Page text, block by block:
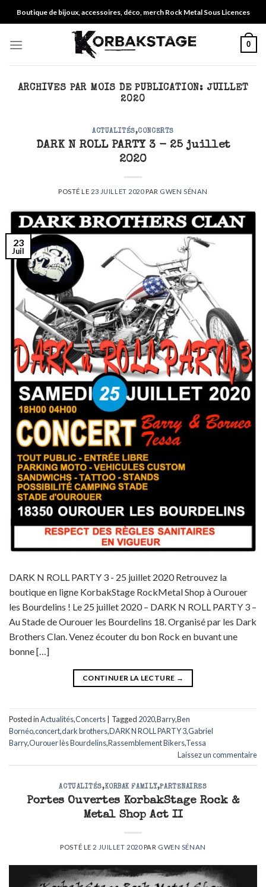
to
Boutique de bijoux, accessoires, déco, merch Rock Metal Sous Licences
0
ARCHIVES PAR MOIS DE PUBLICATION: JUILLET
2020
ACTUALITÉS,CONCERTS
DARK N ROLL PARTY 3 - 25 juillet
2020
POSTÉ LE 23 JUILLET 2020PAR GWEN SÉNAN
23
Juil
DARK N ROLL PARTY 3 - 25 juillet 2020 Retrouvez la
boutique en ligne KorbakStage RockMetal Shop à Ourouer
les Bourdelins ! Le 25 juillet 2020 – DARK N ROLL PARTY 3 –
Au Stade de Ourouer les Bourdelins 18. Organisé par les Dark
Brothers Clan. Venez écouter du bon Rock en buvant une
bonne […]
CONTINUER LA LECTURE →
Posted inActualités,Concerts| Tagged 2020,Barry,Ben
Bornéo,concert,dark brothers,DARK N ROLL PARTY 3,Gabriel
Barry,Ourouer lès Bourdelins,Rassemblement Bikers,Tessa
Laissez un commentaire
ACTUALITÉS,KORBAK FAMILY,PARTENAIRES
Portes Ouvertes KorbakStage Rock &
Metal Shop Act II
POSTÉ LE 2 JUILLET 2020PAR GWEN SÉNAN